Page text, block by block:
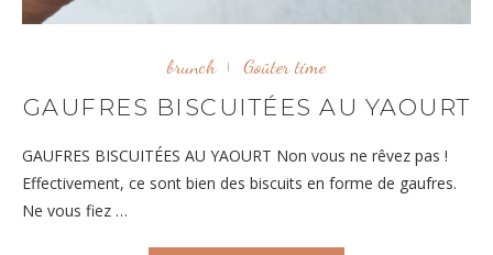
brunch Goûter time
GAUFRES BISCUITÉES AU YAOURT
GAUFRES BISCUITÉES AU YAOURT Non vous ne rêvez pas !
Effectivement, ce sont bien des biscuits en forme de gaufres.
Ne vous fiez …